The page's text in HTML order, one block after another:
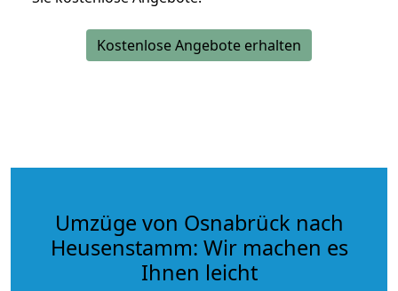
Kostenlose Angebote erhalten
Umzüge von Osnabrück nach
Heusenstamm: Wir machen es
Ihnen leicht